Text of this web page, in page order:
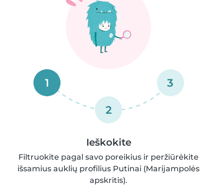
1
2
3
Ieškokite
Filtruokite pagal savo poreikius ir peržiūrėkite
išsamius auklių profilius Putinai (Marijampolės
apskritis).